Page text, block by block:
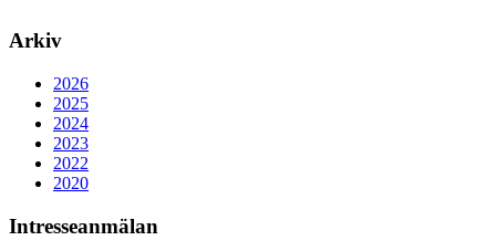
Arkiv
2026
2025
2024
2023
2022
2020
Intresseanmälan